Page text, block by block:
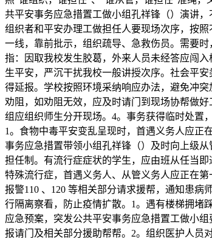
共平安事务应急措置工做小组孔祥锋（）演讲
组织者和平安办理工做担任人要现场次序，按
一线，靠前批示，组织疏导、急救伤员。需要
指：因取我校发生胶葛，外来人员未经答应闯
生平安，严沉干扰我校一般讲授次序。社会平
得延报。学校按照环境采纳响应办法，避免冲
劝阻，如劝阻无效，应及时请门到现场协帮做
组应组织师生分开现场。4。事务获得临时处置
1。食物中毒平安变乱呈现时，首遇义务人应正
事务应急措置带领小组孔祥锋（）及时向上级
担任制。有流行症症状的学生，应由班从任当
特殊流行症，首遇义务人、从管义务人应正在
报警110 、120 等相关部分请求援帮，通知患
行隔离察看，防止疫情扩散。1。遇有楼梯拥堵
应急预案，突发公共平安事务应急措置工做小
报请门及相关部分援助帮帮。2。组织医护人员